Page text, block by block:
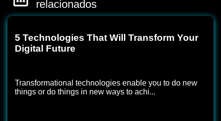
relacionados
5 Technologies That Will Transform Your
Digital Future
Transformational technologies enable you to do new
things or do things in new ways to achi...